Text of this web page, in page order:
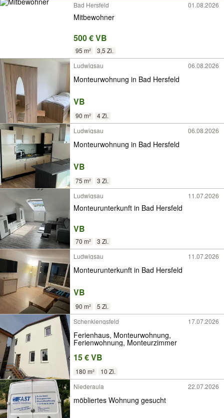
Bad Hersfeld 01.08.2026
Mitbewohner
500 € VB
95 m²
3,5 Zi.
Ludwigsau
06.08.2026
Monteurwohnung in Bad Hersfeld
VB
90 m²
4 Zi.
Ludwigsau
06.08.2026
Monteurwohnung in Bad Hersfeld
VB
75 m²
3 Zi.
Ludwigsau
11.07.2026
Monteurunterkunft in Bad Hersfeld
VB
70 m²
3 Zi.
Ludwigsau
11.07.2026
Monteurunterkunft in Bad Hersfeld
VB
90 m²
5 Zi.
Schenklengsfeld
17.07.2026
Ferienhaus, Monteurwohnung,
Ferienwohnung, Monteurzimmer
15 € VB
180 m²
10 Zi.
Niederaula
22.07.2026
möbliertes Wohnung gesucht